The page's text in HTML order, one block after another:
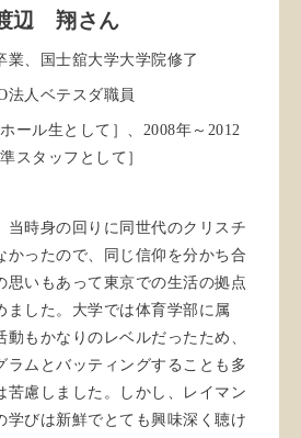
辺 翔さん
業、国士舘大学大学院修了
法人ベテスダ職員
ール生として］、2008年～2012
スタッフとして］
当時身の回りに同世代のクリスチ
かったので、同じ信仰を分かち合
思いもあって東京での生活の拠点
ました。大学では体育学部に属
動もかなりのレベルだったため、
ラムとバッティングすることも多
苦慮しました。しかし、レイマン
学びは新鮮でとても興味深く聴け